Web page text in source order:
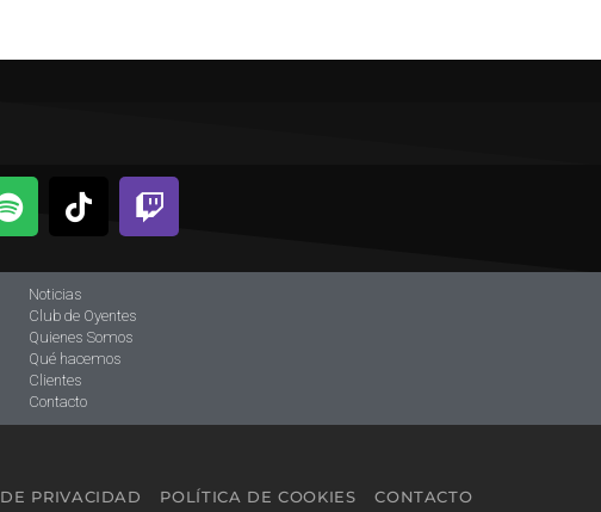
Noticias
Club de Oyentes
Quienes Somos
Qué hacemos
Clientes
Contacto
PRIVACIDAD POLÍTICA DE COOKIES CONTACTO